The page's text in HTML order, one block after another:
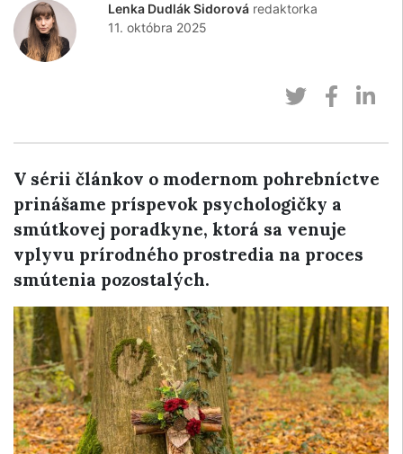
Lenka Dudlák Sidorová redaktorka
11. októbra 2025
V sérii článkov o modernom pohrebníctve
prinášame príspevok psychologičky a
smútkovej poradkyne, ktorá sa venuje
vplyvu prírodného prostredia na proces
smútenia pozostalých.